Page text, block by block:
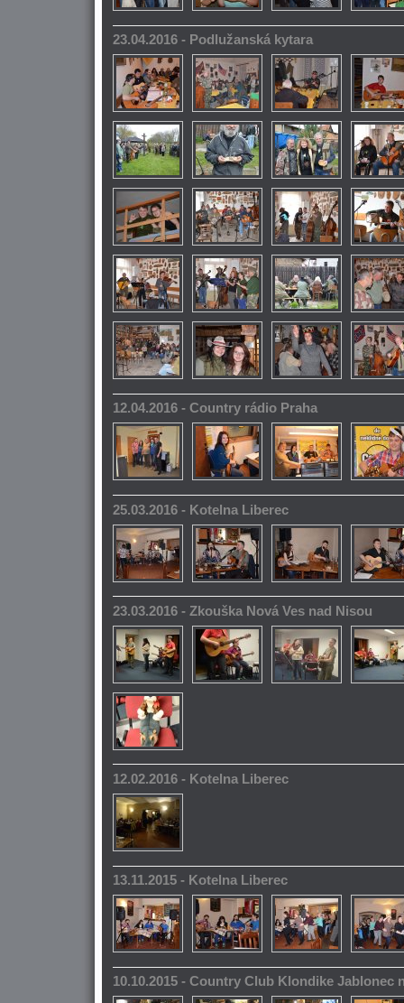
23.04.2016 - Podlužanská kytara
12.04.2016 - Country rádio Praha
25.03.2016 - Kotelna Liberec
23.03.2016 - Zkouška Nová Ves nad Nisou
12.02.2016 - Kotelna Liberec
13.11.2015 - Kotelna Liberec
10.10.2015 - Country Club Klondike Jablonec